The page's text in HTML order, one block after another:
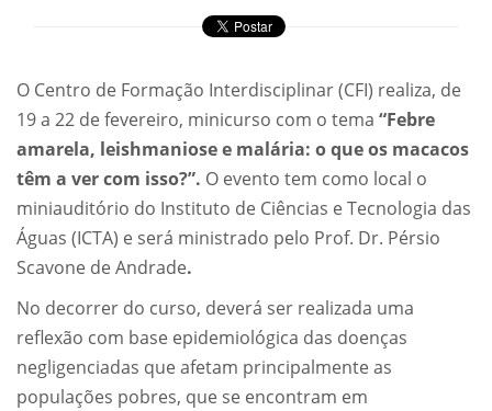
O Centro de Formação Interdisciplinar (CFI) realiza, de
19 a 22 de fevereiro, minicurso com o tema “Febre
amarela, leishmaniose e malária: o que os macacos
têm a ver com isso?”. O evento tem como local o
miniauditório do Instituto de Ciências e Tecnologia das
Águas (ICTA) e será ministrado pelo Prof. Dr. Pérsio
Scavone de Andrade.
No decorrer do curso, deverá ser realizada uma
reflexão com base epidemiológica das doenças
negligenciadas que afetam principalmente as
populações pobres, que se encontram em